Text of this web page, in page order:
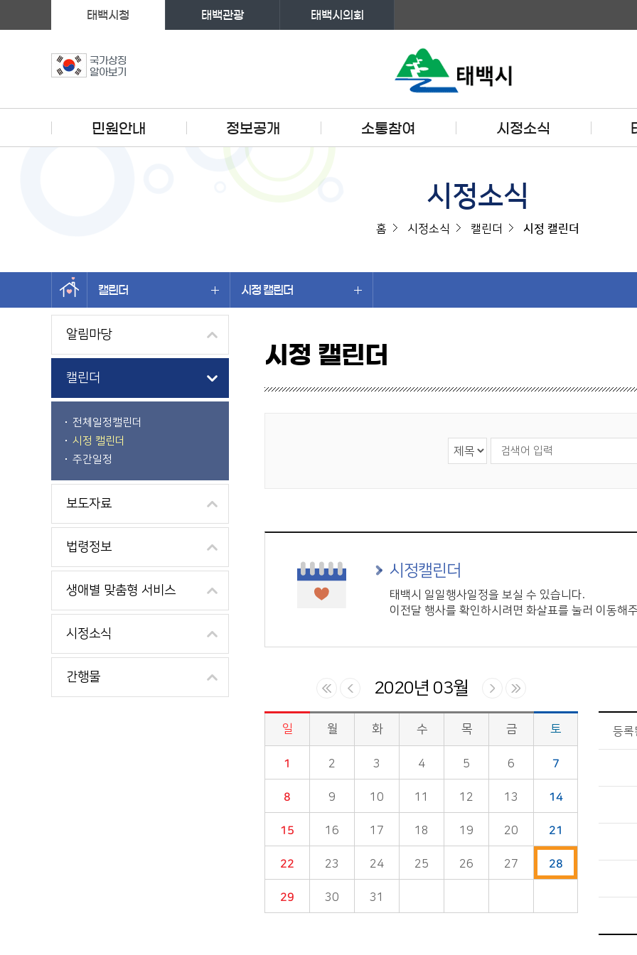
국가상징
알아보기
태백시청 태백관광 태백시의회
민원안내 정보공개 소통참여 시정소식
시정소식
홈 시정소식 캘린더 시정 캘린더
캘린더 시정 캘린더
왼쪽메뉴
알림마당
캘린더
전체일정캘린더
시정 캘린더
주간일정
보도자료
법령정보
생애별 맞춤형 서비스
시정소식
간행물
시정 캘린더
시정캘린더
태백시 일일행사일정을 보실 수 있습니다.
이전달 행사를 확인하시려면 화살표를 눌러 이동해
2020년 03월
시정소식>시정 캘린더 게시판의 (2020년 03월) 달력형태로 일정명, 일정내용을 제공합니다.
일 월 화 수 목 금 토
1 2 3 4 5 6 7
8 9 10 11 12 13 14
15 16 17 18 19 20 21
22 23 24 25 26 27 28
29 30 31
등록